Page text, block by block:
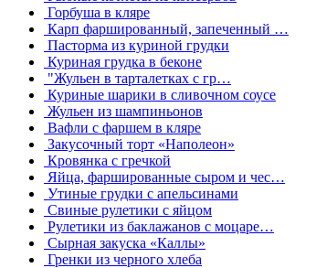
Горбуша в кляре
Карп фаршированный, запеченный …
Пасторма из куриной грудки
Куриная грудка в беконе
"Жульен в тарталетках с гр…
Куриные шарики в сливочном соусе
Жульен из шампиньонов
Вафли с фаршем в кляре
Закусочный торт «Наполеон»
Кровянка с гречкой
Яйца, фаршированные сыром и чес…
Утиные грудки с апельсинами
Свиные рулетики с яйцом
Рулетики из баклажанов с моцаре…
Сырная закуска «Каллы»
Гренки из черного хлеба